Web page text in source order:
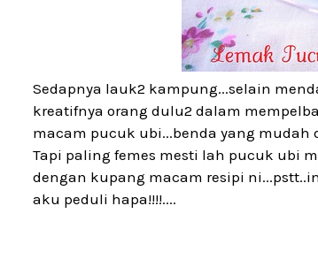
Sedapnya lauk2 kampung...selain
kreatifnya orang dulu2 dalam
macam pucuk ubi...benda yang mudah
Tapi paling femes mesti lah pucuk ubi
dengan kupang macam resipi
aku peduli hapa!!!!....